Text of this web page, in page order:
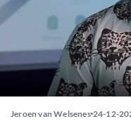
Jeroen van Welsenes 24-12-